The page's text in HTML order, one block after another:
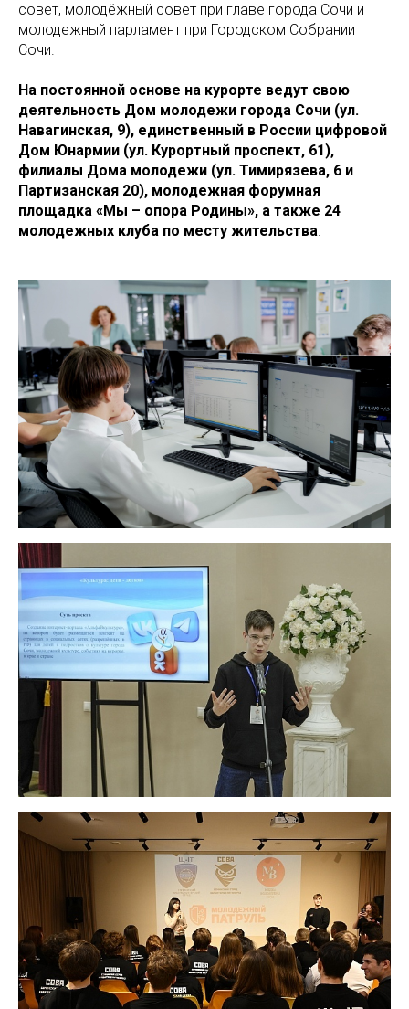
совет, молодёжный совет при главе города Сочи и
молодежный парламент при Городском Собрании
Сочи.
На постоянной основе на курорте ведут свою
деятельность Дом молодежи города Сочи (ул.
Навагинская, 9), единственный в России цифровой
Дом Юнармии (ул. Курортный проспект, 61),
филиалы Дома молодежи (ул. Тимирязева, 6 и
Партизанская 20), молодежная форумная
площадка «Мы – опора Родины», а также 24
молодежных клуба по месту жительства.